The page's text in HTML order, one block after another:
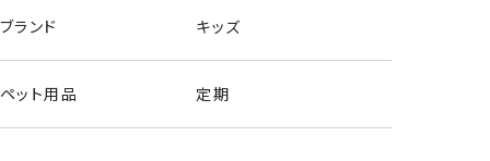
ブランド キッズ
ペット用品 定期